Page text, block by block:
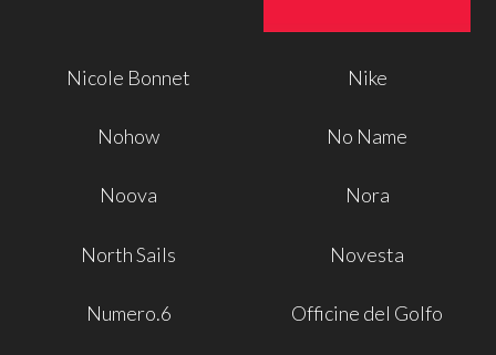
Nicole Bonnet Nike
Nohow No Name
Noova Nora
North Sails Novesta
Numero.6 Officine del Golfo